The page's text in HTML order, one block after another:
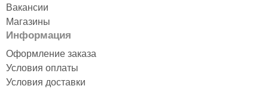
Вакансии
Магазины
Информация
Оформление заказа
Условия оплаты
Условия доставки